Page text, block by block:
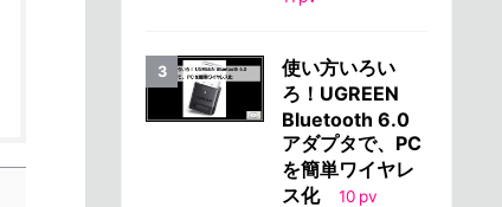
使い方いろい
ろ！UGREEN
Bluetooth 6.0
アダプタで、PC
を簡単ワイヤレ
ス化
10 pv